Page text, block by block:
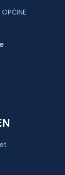
OPĆINE